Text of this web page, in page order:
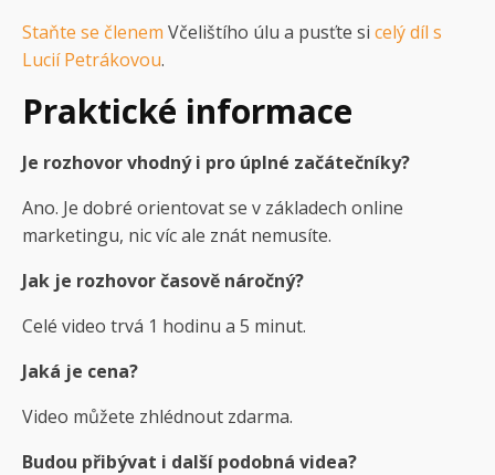
Staňte se členem Včelištího úlu a pusťte si celý díl s
Lucií Petrákovou.
Praktické informace
Je rozhovor vhodný i pro úplné začátečníky?
Ano. Je dobré orientovat se v základech online
marketingu, nic víc ale znát nemusíte.
Jak je rozhovor časově náročný?
Celé video trvá 1 hodinu a 5 minut.
Jaká je cena?
Video můžete zhlédnout zdarma.
Budou přibývat i další podobná videa?